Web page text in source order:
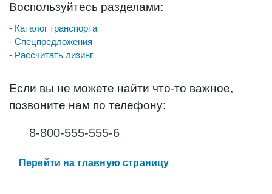
Воспользуйтесь разделами:
- Каталог транспорта
- Спецпредложения
- Рассчитать лизинг
Если вы не можете найти что-то важное,
позвоните нам по телефону:
8-800-555-555-6
Перейти на главную страницу